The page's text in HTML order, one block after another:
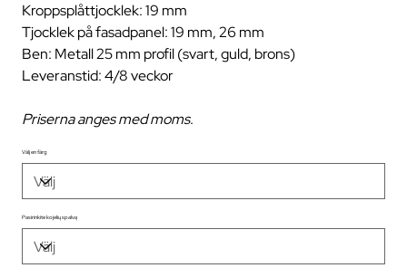
Kroppsplåttjocklek: 19 mm
Tjocklek på fasadpanel: 19 mm, 26 mm
Ben: Metall 25 mm profil (svart, guld, brons)
Leveranstid: 4/8 veckor
Priserna anges med moms.
Välj en färg
Pasirinkite kojelių spalvą